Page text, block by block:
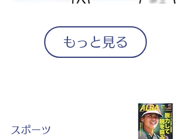
もっと見る
スポーツ